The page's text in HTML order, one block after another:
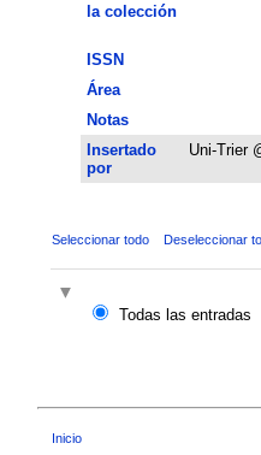
la colección
ISSN
Área
Notas
Insertado
por
Uni-Trier
Seleccionar todo Deseleccionar
Todas las entradas
Inicio